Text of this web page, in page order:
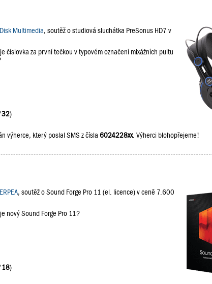
Disk Multimedia, soutěž o studiová sluchátka PreSonus HD7 v
číslovka za první tečkou v typovém označení mixážních pultu
32)
výherce, který poslal SMS z čísla 6024228xx. Výherci blohopřejeme!
ERPEA, soutěž o Sound Forge Pro 11 (el. licence) v ceně 7.600
nový Sound Forge Pro 11?
18)